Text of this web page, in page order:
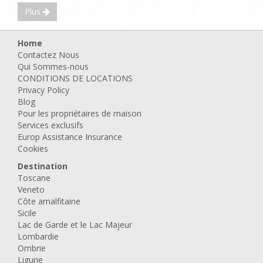
Plus
Home
Contactez Nous
Qui Sommes-nous
CONDITIONS DE LOCATIONS
Privacy Policy
Blog
Pour les propriétaires de maison
Services exclusifs
Europ Assistance Insurance
Cookies
Destination
Toscane
Veneto
Côte amalfitaine
Sicile
Lac de Garde et le Lac Majeur
Lombardie
Ombrie
Ligurie